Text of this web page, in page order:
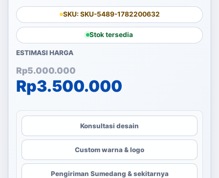
SKU: SKU-5489-1782200632
Stok tersedia
ESTIMASI HARGA
Rp5.000.000
Harga aslinya adalah:
Rp3.500.000
Harga saat ini adalah:
Konsultasi desain
Custom warna & logo
Pengiriman Sumedang & sekitarnya